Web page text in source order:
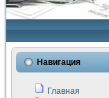
Навигация
Главная